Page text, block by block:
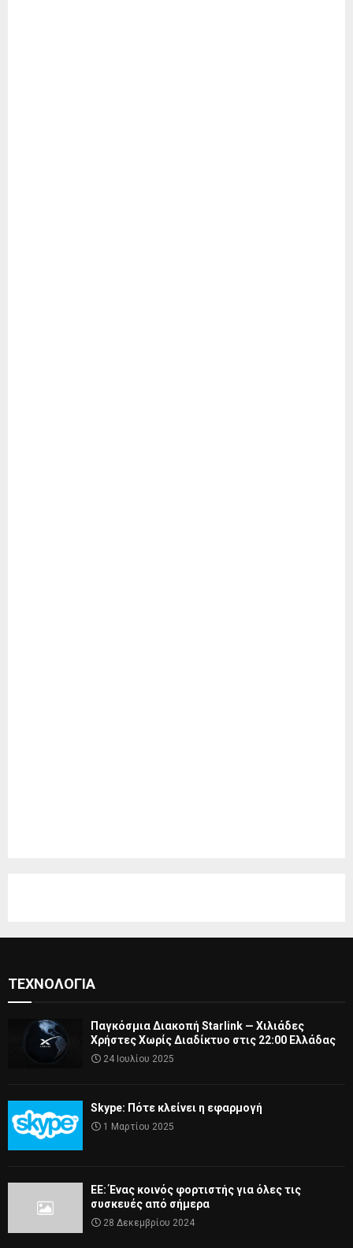
ΤΕΧΝΟΛΟΓΊΑ
Παγκόσμια Διακοπή Starlink — Χιλιάδες
Χρήστες Χωρίς Διαδίκτυο στις 22:00 Ελλάδας
24 Ιουλίου 2025
Skype: Πότε κλείνει η εφαρμογή
1 Μαρτίου 2025
ΕΕ: Ένας κοινός φορτιστής για όλες τις
συσκευές από σήμερα
28 Δεκεμβρίου 2024